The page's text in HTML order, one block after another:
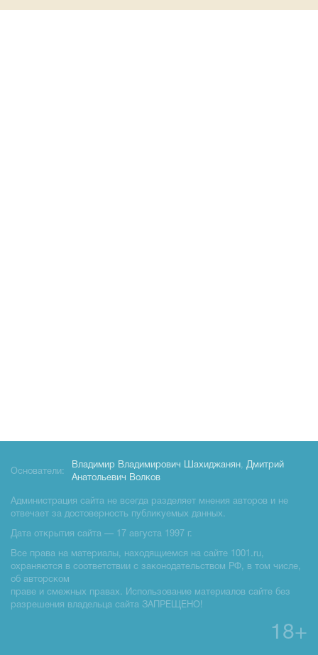
Основатели:
Владимир Владимирович Шахиджанян, Дмитрий
Анатольевич Волков
Администрация сайта не всегда разделяет мнения авторов и не
отвечает за достоверность публикуемых данных.
Дата открытия сайта — 17 августа 1997 г.
Все права на материалы, находящиемся на сайте 1001.ru,
охраняются в соответствии с законодательством РФ, в том числе,
об авторском
праве и смежных правах. Использование материалов сайте без
разрешения владельца сайта ЗАПРЕЩЕНО!
18+